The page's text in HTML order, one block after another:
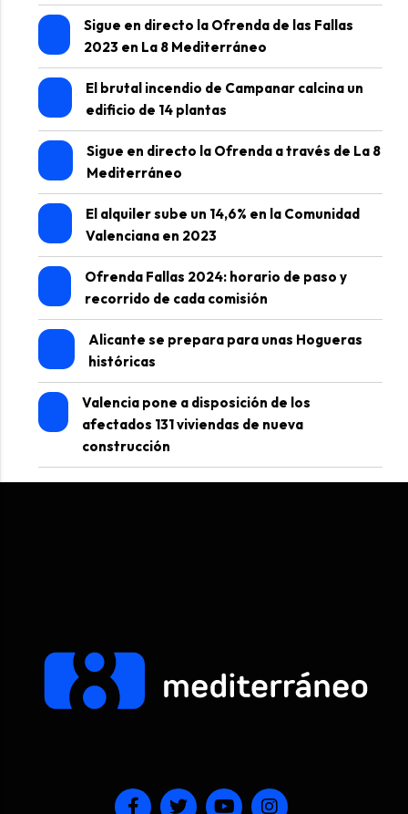
Sigue en directo la Ofrenda de las Fallas
2023 en La 8 Mediterráneo
El brutal incendio de Campanar calcina un
edificio de 14 plantas
Sigue en directo la Ofrenda a través de La 8
Mediterráneo
El alquiler sube un 14,6% en la Comunidad
Valenciana en 2023
Ofrenda Fallas 2024: horario de paso y
recorrido de cada comisión
Alicante se prepara para unas Hogueras
históricas
Valencia pone a disposición de los
afectados 131 viviendas de nueva
construcción